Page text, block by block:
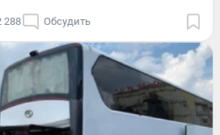
288 Обсудить